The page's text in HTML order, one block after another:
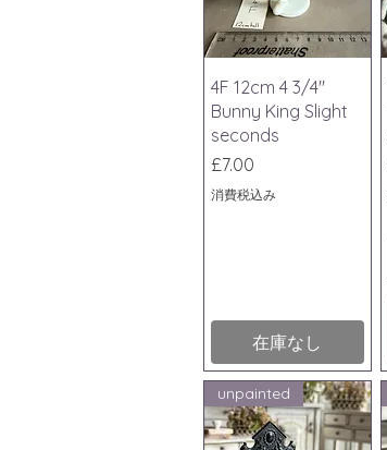
クイックビュー
4F 12cm 4 3/4"
Bunny King Slight
seconds
価格
£7.00
消費税込み
在庫なし
unpainted